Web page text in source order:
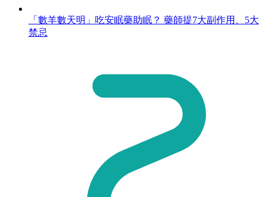
「數羊數天明」吃安眠藥助眠？ 藥師提7大副作用、5大
禁忌